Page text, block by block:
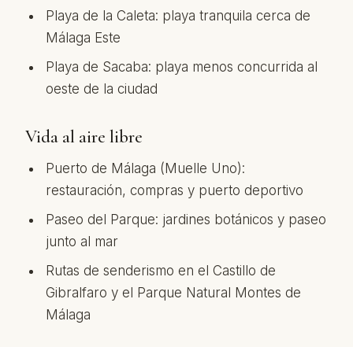
Playa de la Caleta: playa tranquila cerca de
Málaga Este
Playa de Sacaba: playa menos concurrida al
oeste de la ciudad
Vida al aire libre
Puerto de Málaga (Muelle Uno):
restauración, compras y puerto deportivo
Paseo del Parque: jardines botánicos y paseo
junto al mar
Rutas de senderismo en el Castillo de
Gibralfaro y el Parque Natural Montes de
Málaga